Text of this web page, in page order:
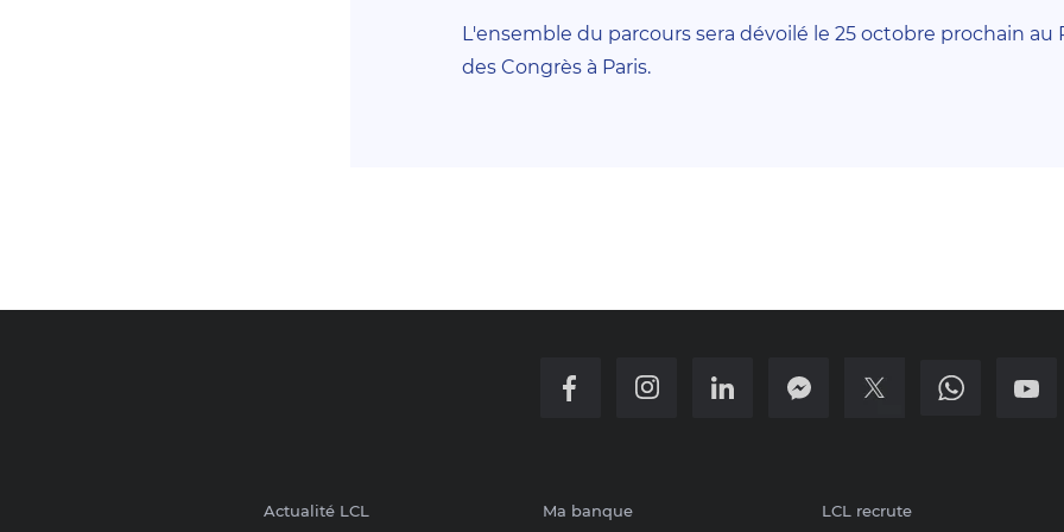
L'ensemble du parcours sera dévoilé le 25 octobre prochain au
des Congrès à Paris.
Actualité LCL Ma banque LCL recrute